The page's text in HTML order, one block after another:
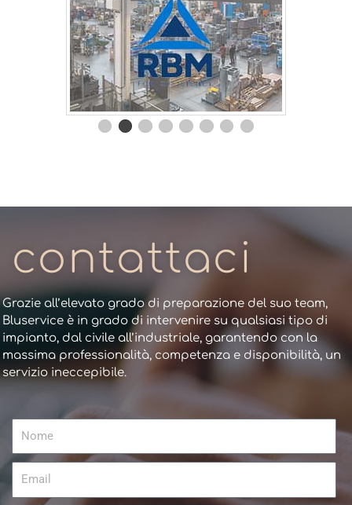
contattaci
Grazie all’elevato grado di preparazione del suo team,
Bluservice è in grado di intervenire su qualsiasi tipo di
impianto, dal civile all’industriale, garantendo con la
massima professionalità, competenza e disponibilità, un
servizio ineccepibile.